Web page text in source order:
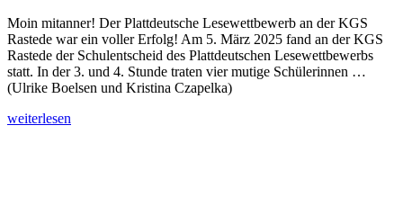
Moin mitanner! Der Plattdeutsche Lesewettbewerb an der KGS
Rastede war ein voller Erfolg! Am 5. März 2025 fand an der KGS
Rastede der Schulentscheid des Plattdeutschen Lesewettbewerbs
statt. In der 3. und 4. Stunde traten vier mutige Schülerinnen …
(Ulrike Boelsen und Kristina Czapelka)
weiterlesen